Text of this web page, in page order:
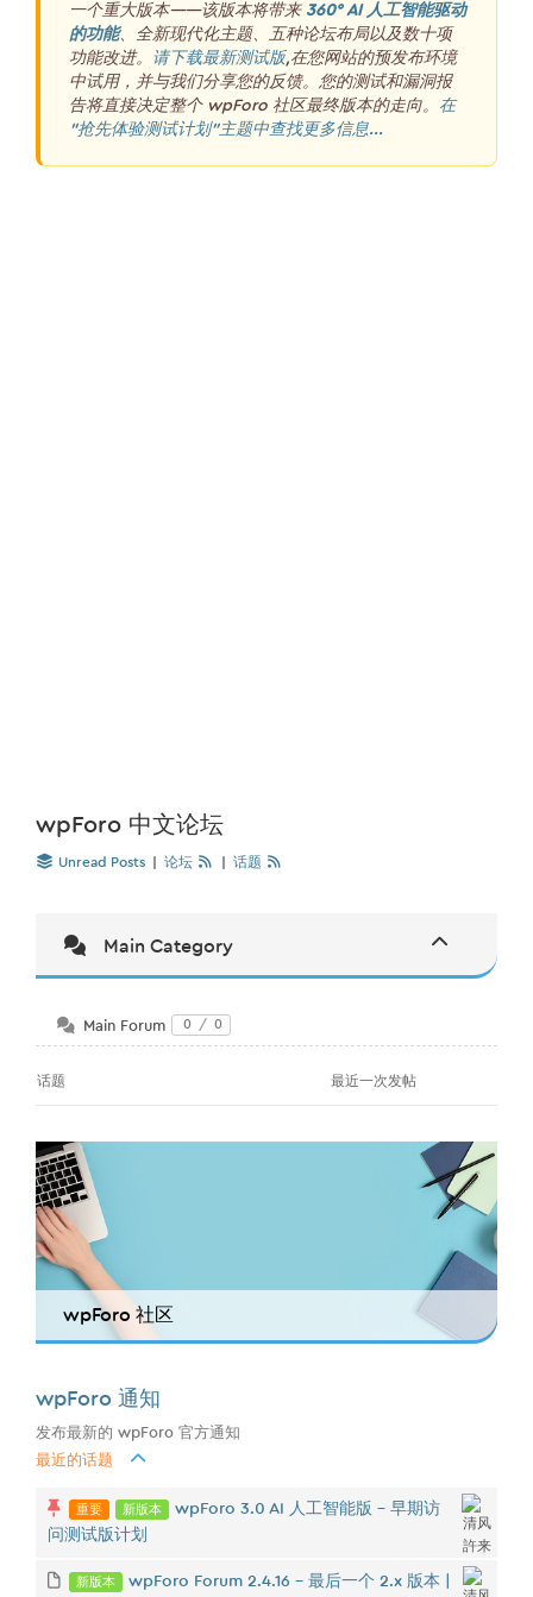
一个重大版本——该版本将带来 360° AI 人工智能驱动
的功能、全新现代化主题、五种论坛布局以及数十项
功能改进。 请下载最新测试版,在您网站的预发布环境
中试用，并与我们分享您的反馈。您的测试和漏洞报
告将直接决定整个 wpForo 社区最终版本的走向。 在
“抢先体验测试计划”主题中查找更多信息...
wpForo 中文论坛
Unread Posts 论坛 话题
Main Category
Main Forum 0 / 0
话题 最近一次发帖
wpForo 社区
wpForo 通知
发布最新的 wpForo 官方通知
最近的话题
重要 新版本
wpForo 3.0 AI 人工智能版 - 早期访
问测试版计划
新版本 wpForo Forum 2.4.16 – 最后一个 2.x 版本 |